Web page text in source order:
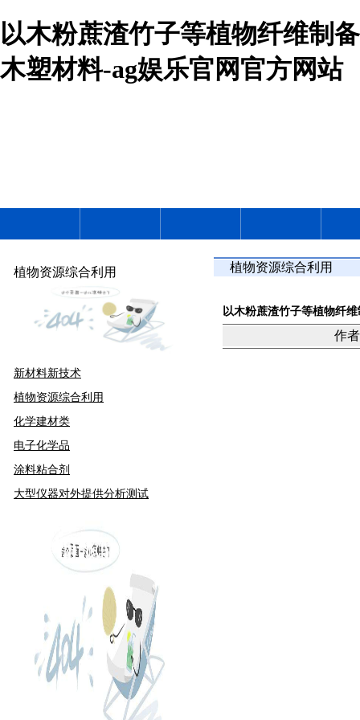
以木粉蔗渣竹子等植物纤维制备
木塑材料-ag娱乐官网官方网站
植物资源综合利用
新材料新技术
植物资源综合利用
化学建材类
电子化学品
涂料粘合剂
大型仪器对外提供分析测试
植物资源综合利用
以木粉蔗渣竹子等植物纤
作